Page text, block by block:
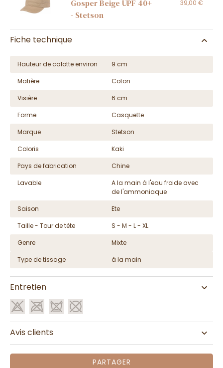
Gosper Beige UPF 40+
- Stetson
39,00 €
Fiche technique
Hauteur de calotte environ
9 cm
Matière
Coton
Visière
6 cm
Forme
Casquette
Marque
Stetson
Coloris
Kaki
Pays de fabrication
Chine
Lavable
A la main à l'eau froide avec
de l'ammoniaque
Saison
Ete
Taille - Tour de tête
S - M - L - XL
Genre
Mixte
Type de tissage
à la main
Entretien
Avis clients
PARTAGER